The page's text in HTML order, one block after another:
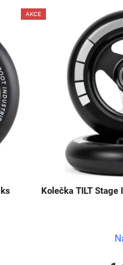
AKCE
Kolečka TILT